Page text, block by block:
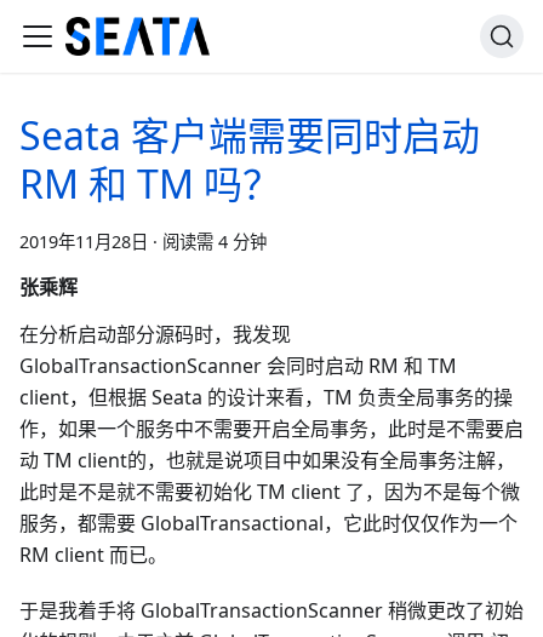
Seata 客户端需要同时启动
RM 和 TM 吗？
2019年11月28日 · 阅读需 4 分钟
张乘辉
在分析启动部分源码时，我发现
GlobalTransactionScanner 会同时启动 RM 和 TM
client，但根据 Seata 的设计来看，TM 负责全局事务的操
作，如果一个服务中不需要开启全局事务，此时是不需要启
动 TM client的，也就是说项目中如果没有全局事务注解，
此时是不是就不需要初始化 TM client 了，因为不是每个微
服务，都需要 GlobalTransactional，它此时仅仅作为一个
RM client 而已。
于是我着手将 GlobalTransactionScanner 稍微更改了初始